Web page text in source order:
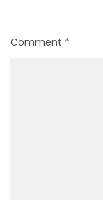
Comment *